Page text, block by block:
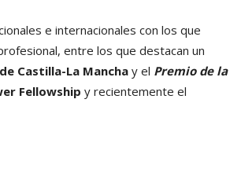
e internacionales con los que
entre los que destacan un
Castilla-La Manchay el Premio de la
Fellowship y recientemente el